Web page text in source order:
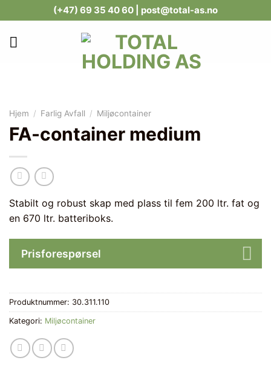
to
content
(+47) 69 35 40 60 | post@total-as.no
Hjem / Farlig Avfall / Miljøcontainer
FA-container medium
Stabilt og robust skap med plass til fem 200 ltr. fat og
en 670 ltr. batteriboks.
Prisforespørsel
Produktnummer: 30.311.110
Kategori: Miljøcontainer